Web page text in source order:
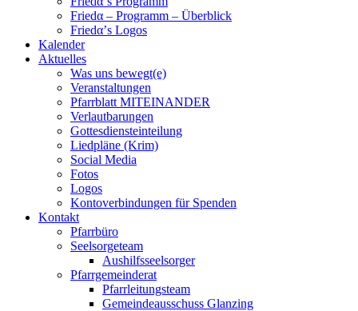
Friedα – Programm – Überblick
Friedα’s Logos
Kalender
Aktuelles
Was uns bewegt(e)
Veranstaltungen
Pfarrblatt MITEINANDER
Verlautbarungen
Gottesdiensteinteilung
Liedpläne (Krim)
Social Media
Fotos
Logos
Kontoverbindungen für Spenden
Kontakt
Pfarrbüro
Seelsorgeteam
Aushilfsseelsorger
Pfarrgemeinderat
Pfarrleitungsteam
Gemeindeausschuss Glanzing